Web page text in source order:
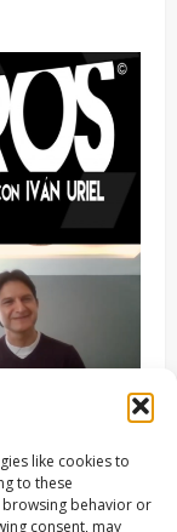
like cookies to
to these
behavior or
consent, may
PATRICIO